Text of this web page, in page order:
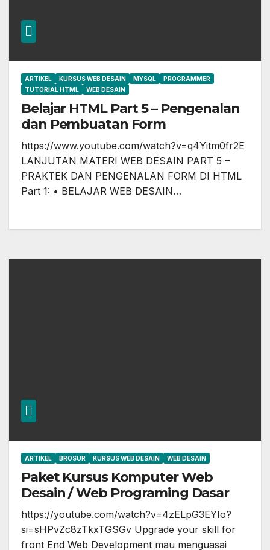
ARTIKEL KURSUS WEB DESAIN MYSQL
PROGRAMMER
TUTORIAL HTML
WEB DESAIN
Belajar HTML Part 5 – Pengenalan
dan Pembuatan Form
https://www.youtube.com/watch?v=q4Yitm0fr2E
LANJUTAN MATERI WEB DESAIN PART 5 –
PRAKTEK DAN PENGENALAN FORM DI HTML
Part 1: • BELAJAR WEB DESAIN…
ARTIKEL BROSUR KURSUS WEB DESAIN WEB DESAIN
Paket Kursus Komputer Web
Desain / Web Programing Dasar
https://youtube.com/watch?v=4zELpG3EYIo?
si=sHPvZc8zTkxTGSGv Upgrade your skill for
front End Web Development mau menguasai